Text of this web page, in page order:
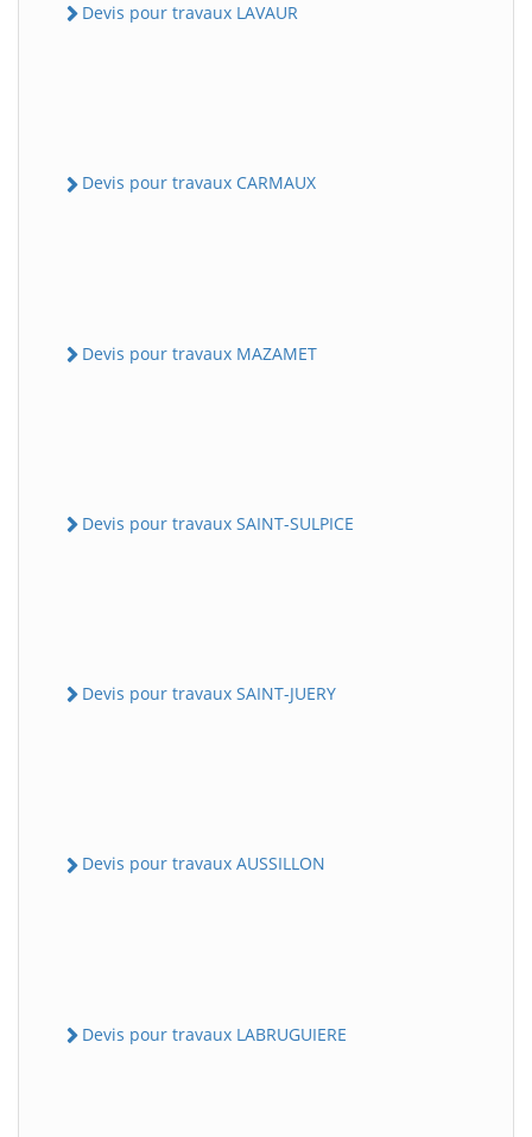
Devis pour travaux LAVAUR
Devis pour travaux CARMAUX
Devis pour travaux MAZAMET
Devis pour travaux SAINT-SULPICE
Devis pour travaux SAINT-JUERY
Devis pour travaux AUSSILLON
Devis pour travaux LABRUGUIERE